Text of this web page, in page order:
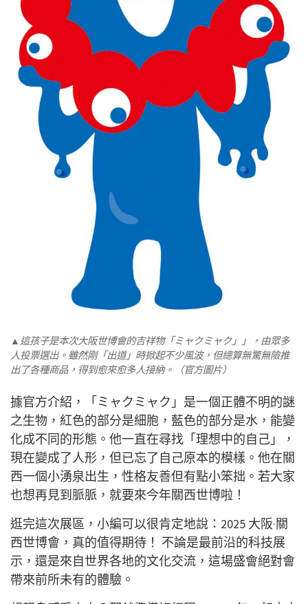
▲這孩子是本次大阪世博會的吉祥物「ミャクミャク」」，由眾多
人投票選出。雖然剛「出道」時掀起不少風波，但總算無驚無險推
出了各種商品，得到愈來愈多人接納。（官方圖片）
據官方介紹，「ミャクミャク」是一個正體不明的謎
之生物，紅色的部分是細胞，藍色的部分是水，能變
化成不同的形態。他一直在尋找「理想中的自己」，
現在變成了人形，但已忘了自己原本的模樣。他在關
西一個小湧泉出生，性格友善但有點小笨拙。 若大家
也想再見到脈脈，就要來今年關西世博啦！
逛完這次展區，小編可以很肯定地說：2025 大阪·關
西世博會，真的值得期待！ 不論是最前沿的科技展
示，還是來自世界各地的文化交流，這場盛會絕對會
帶來前所未有的體驗。